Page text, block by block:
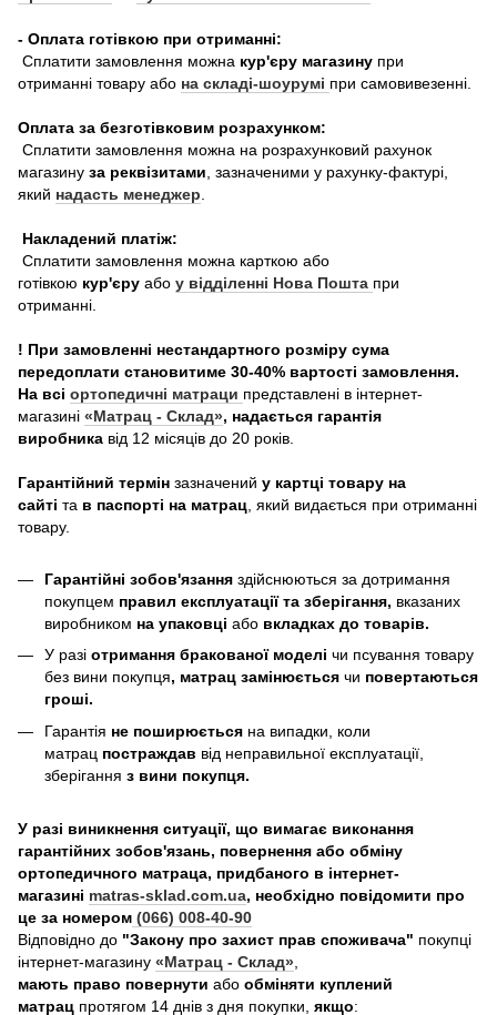
- Оплата готівкою при отриманні:
Сплатити замовлення можна кур'єру магазину при
отриманні товару або на складі-шоурумі при самовивезенні.
Оплата за безготівковим розрахунком:
Сплатити замовлення можна на розрахунковий рахунок
магазину за реквізитами , зазначеними у рахунку-фактурі,
який надасть менеджер
Накладений платіж:
Сплатити замовлення можна карткою або
готівкою кур'єру або у відділенні Нова Пошта при
отриманні.
! При замовленні нестандартного розміру сума
передоплати становитиме 30-40% вартості замовлення.
На всі ортопедичні матраци представлені в інтернет-
магазині «Матрац - Склад», надається гарантія
виробника від 12 місяців до 20 років.
Гарантійний термін зазначений у картці товару на
сайті та в паспорті на матрац , який видається при отриманні
товару.
Гарантійні зобов'язання здійснюються за дотримання
покупцем правил експлуатації та зберігання, вказаних
виробником на упаковці або вкладках до товарів.
У разі отримання бракованої моделі чи псування товару
без вини покупця, матрац замінюється чи повертаються
гроші.
Гарантія не поширюється на випадки, коли
матрац постраждав від неправильної експлуатації,
зберігання з вини покупця.
У разі виникнення ситуації, що вимагає виконання
гарантійних зобов'язань, повернення або обміну
ортопедичного матраца, придбаного в інтернет-
магазині matras-sklad.com.ua, необхідно повідомити про
це за номером (066) 008-40-90
Відповідно до "Закону про захист прав споживача" покупці
інтернет-магазину «Матрац - Склад»
мають право повернути або обміняти куплений
матрац протягом 14 днів з дня покупки, якщо: